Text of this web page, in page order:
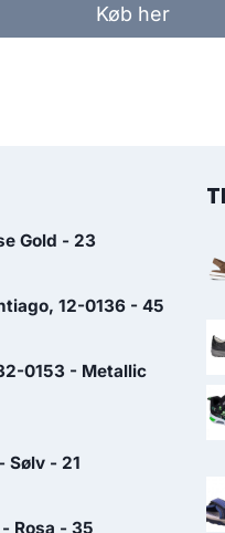
Køb her
Gold - 23
12-0136 - 45
699.30 kr..
0153 - Metallic
aktuelle
Sølv - 21
Rosa - 35